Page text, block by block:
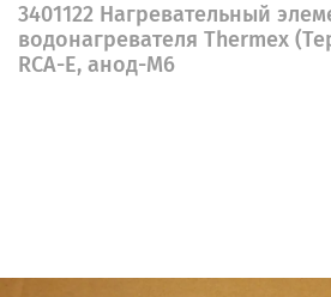
3401122 Нагревательный
водонагревателя Thermex
RCA-E, анод-M6